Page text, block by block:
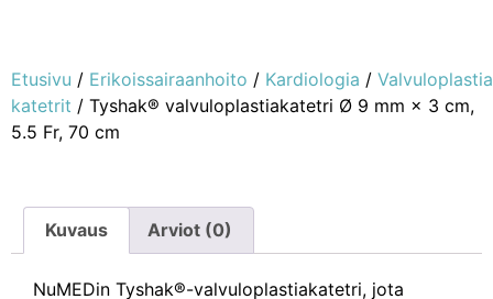
Etusivu / Erikoissairaanhoito / Kardiologia / Valvuloplastia
katetrit / Tyshak® valvuloplastiakatetri Ø 9 mm × 3 cm,
5.5 Fr, 70 cm
Kuvaus Arviot (0)
NuMEDin Tyshak®-valvuloplastiakatetri, jota